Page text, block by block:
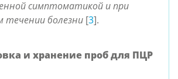
симптоматикой и при
течении болезни [3].
и хранение проб для ПЦР